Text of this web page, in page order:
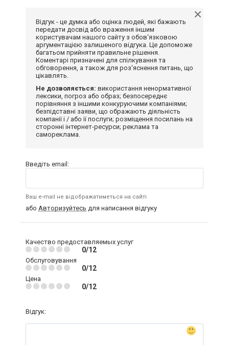
Відгук - це думка або оцінка людей, які бажають
передати досвід або враження іншим
користувачам нашого сайту з обов'язковою
аргументацією залишеного відгука. Це допоможе
багатьом прийняти правильне рішення.
Коментарі призначені для спілкування та
обговорення, а також для роз'яснення питань, що
цікавлять.
Не дозволяється: використання ненормативної
лексики, погроз або образ; безпосереднє
порівняння з іншими конкуруючими компаніями;
безпідставні заяви, що ображають діяльність
компанії і / або її послуги; розміщення посилань на
сторонні інтернет-ресурси; реклама та
самореклама.
Введіть email:
Ваш e-mail не відображатиметься на сайті
або Авторизуйтесь для написання відгуку
Качество предоставляемых услуг
0/12
Обслуговування
0/12
Цена
0/12
Відгук: